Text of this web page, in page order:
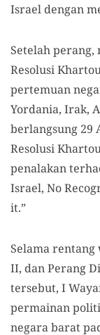
Israel dengan
Setelah
Resolusi
pertemuan
Yordania, Irak,
berlangsung 29
Resolusi
penalakan
Israel, No
it.”
Selama
II, dan Perang
tersebut, I
permainan
negara barat